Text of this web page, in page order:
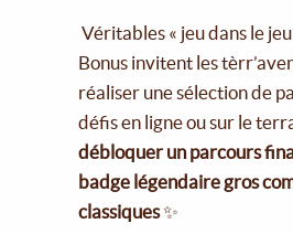
Véritables « jeu dans le
Bonus invitent les
réaliser une sélection de
défis en ligne ou sur le
débloquer un parcours
badge légendaire gros
classiques✨